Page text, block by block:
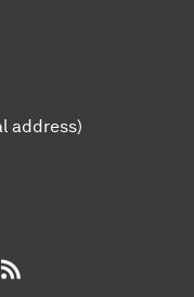
address)
Facebook
on TikTokon BlueSky
University on
University on
TU Dortmund University